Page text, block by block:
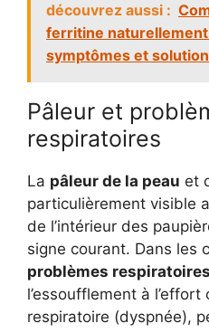
découvrez aussi :
ferritine naturellement
symptômes et
Pâleur et
respiratoires
La pâleur de la peau et
particulièrement visible
de l’intérieur des
signe courant. Dans les
problèmes respiratoires
l’essoufflement à l’effort
respiratoire (dyspnée),